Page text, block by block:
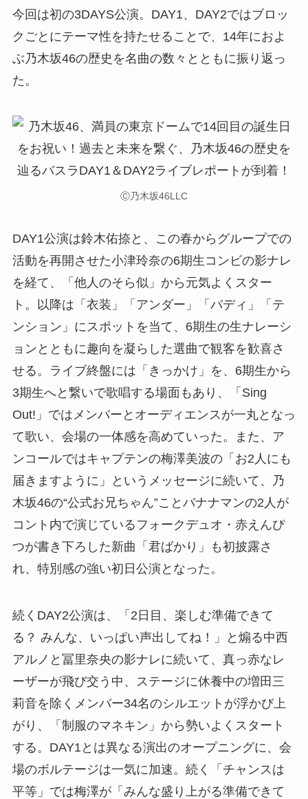
今回は初の3DAYS公演。DAY1、DAY2ではブロッ
クごとにテーマ性を持たせることで、14年におよ
ぶ乃木坂46の歴史を名曲の数々とともに振り返っ
た。
Ⓒ乃木坂46LLC
DAY1公演は鈴木佑捺と、この春からグループでの
活動を再開させた小津玲奈の6期生コンビの影ナレ
を経て、「他人のそら似」から元気よくスター
ト。以降は「衣装」「アンダー」「バディ」「テ
ンション」にスポットを当て、6期生の生ナレーシ
ョンとともに趣向を凝らした選曲で観客を歓喜さ
せる。ライブ終盤には「きっかけ」を、6期生から
3期生へと繋いで歌唱する場面もあり、「Sing
Out!」ではメンバーとオーディエンスが一丸となっ
て歌い、会場の一体感を高めていった。また、ア
ンコールではキャプテンの梅澤美波の「お2人にも
届きますように」というメッセージに続いて、乃
木坂46の“公式お兄ちゃん”ことバナナマンの2人が
コント内で演じているフォークデュオ・赤えんぴ
つが書き下ろした新曲「君ばかり」も初披露さ
れ、特別感の強い初日公演となった。
続くDAY2公演は、「2日目、楽しむ準備できて
る？ みんな、いっぱい声出してね！」と煽る中西
アルノと冨里奈央の影ナレに続いて、真っ赤なレ
ーザーが飛び交う中、ステージに休養中の増田三
莉音を除くメンバー34名のシルエットが浮かび上
がり、「制服のマネキン」から勢いよくスタート
する。DAY1とは異なる演出のオープニングに、会
場のボルテージは一気に加速。続く「チャンスは
平等」では梅澤が「みんな盛り上がる準備できて